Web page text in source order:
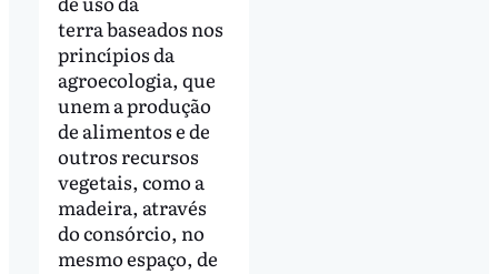
terra baseados nos
princípios da
agroecologia, que
unem a produção
de alimentos e de
outros recursos
vegetais, como a
madeira, através
do consórcio, no
mesmo espaço, de